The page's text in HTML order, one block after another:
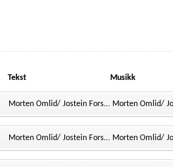
Tekst Musikk
Morten Omlid/ Jostein Forsberg
Morten Omlid/ Jostein Forsberg